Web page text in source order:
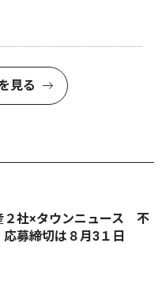
見る
社×タウンニュース 不
募締切は８月3１日